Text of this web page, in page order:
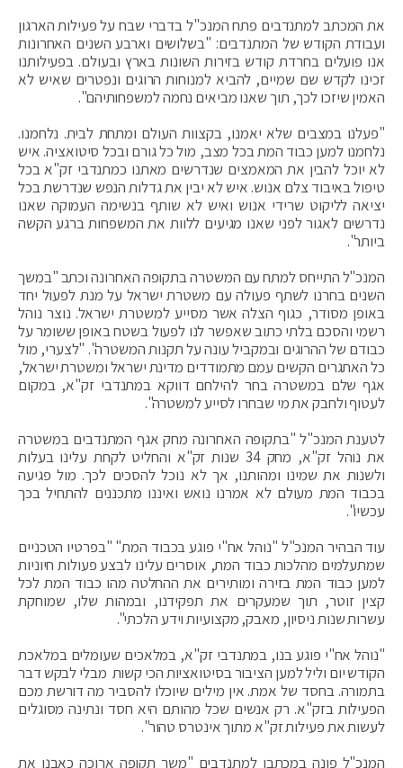
את המכתב למתנדבים פתח המנכ"ל בדברי שבח על פעילות הארגון
ועבודת הקודש של המתנדבים: "בשלושים וארבע השנים האחרונות
אנו פועלים בחרדת קודש בזירות השונות בארץ ובעולם. בפעילותנו
זכינו לקדש שם שמיים, להביא למנוחות הרוגים ונפטרים שאיש לא
האמין שיזכו לכך, תוך שאנו מביאים נחמה למשפחותיהם".
"פעלנו במצבים שלא יאמנו, בקצוות העולם ומתחת לבית. נלחמנו.
נלחמנו למען כבוד המת בכל מצב, מול כל גורם ובכל סיטואציה. איש
לא יוכל להבין את המאמצים שנדרשים מאתנו כמתנדבי זק"א בכל
טיפול באיבוד צלם אנוש. איש לא יבין את גדלות הנפש שנדרשת בכל
יציאה לליקוט שרידי אנוש ואיש לא שותף בנשימה העמוקה שאנו
נדרשים לאגור לפני שאנו מגיעים ללוות את המשפחות ברגע הקשה
ביותר".
המנכ"ל התייחס למתח עם המשטרה בתקופה האחרונה וכתב "במשך
השנים בחרנו לשתף פעולה עם משטרת ישראל על מנת לפעול יחד
באופן מסודר, כגוף הצלה אשר מסייע למשטרת ישראל. נוצר נוהל
רשמי והסכם בלתי כתוב שאפשר לנו לפעול בשטח באופן ששומר על
כבודם של ההרוגים ובמקביל עונה על תקנות המשטרה". "לצערי, מול
כל האתגרים הקשים עמם מתמודדים מדינת ישראל ומשטרת ישראל,
אגף שלם במשטרה בחר להילחם דווקא במתנדבי זק"א, במקום
לעטוף ולחבק את מי שבחרו לסייע למשטרה".
לטענת המנכ"ל "בתקופה האחרונה מחק אגף המתנדבים במשטרה
את נוהל זק"א, מחק 34 שנות זק"א והחליט לקחת עלינו בעלות
ולשנות את שמינו ומהותנו, אך לא נוכל להסכים לכך. מול פגיעה
בכבוד המת מעולם לא אמרנו נואש ואיננו מתכננים להתחיל בכך
עכשיו".
עוד הבהיר המנכ"ל "נוהל אח"י פוגע בכבוד המת" "בפרטיו הטכניים
שמתעלמים מהלכות כבוד המת, אוסרים עלינו לבצע פעולות חיוניות
למען כבוד המת בזירה ומותירים את ההחלטה מהו כבוד המת לכל
קצין זוטר, תוך שמעקרים את תפקידנו, ובמהות שלו, שמוחקת
עשרות שנות ניסיון, מאבק, מקצועיות וידע הלכתי".
"נוהל אח"י פוגע בנו, במתנדבי זק"א, במלאכים שעומלים במלאכת
הקודש יום וליל למען הציבור בסיטואציות הכי קשות מבלי לבקש דבר
בתמורה. בחסד של אמת. אין מילים שיוכלו להסביר מה דורשת מכם
הפעילות בזק"א. רק אנשים שכל מהותם היא חסד ונתינה מסוגלים
לעשות את פעילות זק"א מתוך אינטרס טהור".
המנכ"ל פונה במכתבו למתנדבים "משך תקופה ארוכה כאבנו את